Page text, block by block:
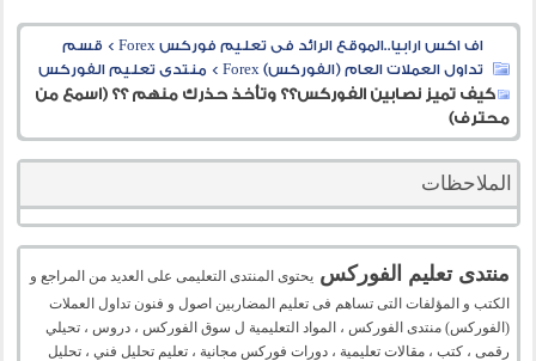
اف اكس ارابيا..الموقع الرائد فى تعليم فوركس Forex > قسم
تداول العملات العام (الفوركس) Forex
> منتدى تعليم الفوركس
كيف تميز نصابين الفوركس؟؟ وتأخذ حذرك منهم ؟؟ (اسمع من
محترف)
الملاحظات
منتدى تعليم الفوركس يحتوى المنتدى التعليمى على العديد من المراجع و
الكتب و المؤلفات التى تساهم فى تعليم المضاربين اصول و فنون تداول العملات
(الفوركس) منتدى الفوركس ، المواد التعليمية ل سوق الفوركس ، دروس ، تحيلي
رقمى ، كتب ، مقالات تعليمية ، دورات فوركس مجانية ، تعليم تحليل فني ، تحليل